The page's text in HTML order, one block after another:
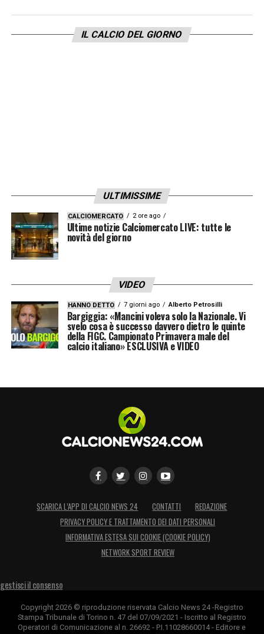
IL CALCIO DEL GIORNO
ULTIMISSIME
CALCIOMERCATO 2 ore ago
Ultime notizie Calciomercato LIVE: tutte le
novità del giorno
VIDEO
HANNO DETTO 7 giorni ago Alberto Petrosilli
Bargiggia: «Mancini voleva solo la Nazionale. Vi
svelo cosa è successo davvero dietro le quinte
della FIGC. Campionato Primavera male del
calcio italiano» ESCLUSIVA e VIDEO
SCARICA L’APP DI CALCIO NEWS 24 CONTATTI
REDAZIONE
PRIVACY POLICY E TRATTAMENTO DEI DATI PERSONALI
INFORMATIVA ESTESA SUI COOKIE (COOKIE POLICY)
NETWORK SPORT REVIEW
gestisci il consenso
Copyright 2026 © riproduzione riservata Calcio News 24 -Registro
Stampa Tribunale di Torino n. 47 del 07/09/2021 - Iscritto al Registro
Operatori di Comunicazione al n. 26692 - P.I.11028660014 - Editore e